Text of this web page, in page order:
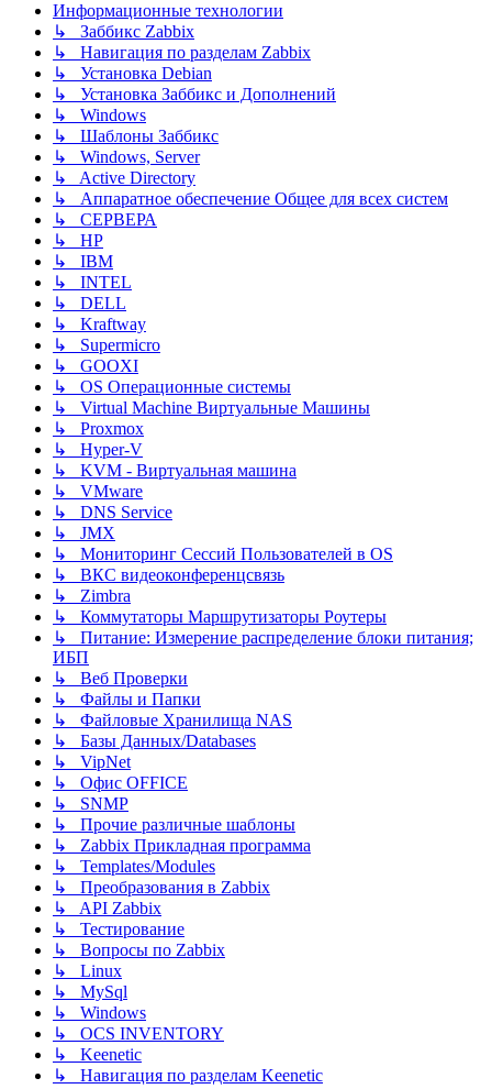
Информационные технологии
↳ Заббикс Zabbix
↳ Навигация по разделам Zabbix
↳ Установка Debian
↳ Установка Заббикс и Дополнений
↳ Windows
↳ Шаблоны Заббикс
↳ Windows, Server
↳ Active Directory
↳ Аппаратное обеспечение Общее для всех систем
↳ СЕРВЕРА
↳ HP
↳ IBM
↳ INTEL
↳ DELL
↳ Kraftway
↳ Supermicro
↳ GOOXI
↳ OS Операционные системы
↳ Virtual Machine Виртуальные Машины
↳ Proxmox
↳ Hyper-V
↳ KVM - Виртуальная машина
↳ VMware
↳ DNS Service
↳ JMX
↳ Мониторинг Сессий Пользователей в OS
↳ ВКС видеоконференцсвязь
↳ Zimbra
↳ Коммутаторы Маршрутизаторы Роутеры
↳ Питание: Измерение распределение блоки питания;
ИБП
↳ Веб Проверки
↳ Файлы и Папки
↳ Файловые Хранилища NAS
↳ Базы Данных/Databases
↳ VipNet
↳ Офис OFFICE
↳ SNMP
↳ Прочие различные шаблоны
↳ Zabbix Прикладная программа
↳ Templates/Modules
↳ Преобразования в Zabbix
↳ API Zabbix
↳ Тестирование
↳ Вопросы по Zabbix
↳ Linux
↳ MySql
↳ Windows
↳ OCS INVENTORY
↳ Keenetic
↳ Навигация по разделам Keenetic